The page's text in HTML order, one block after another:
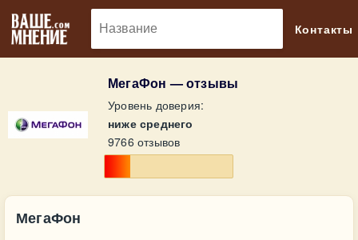
Контакты
МегаФон — отзывы
Уровень доверия:
ниже среднего
9766 отзывов
МегаФон